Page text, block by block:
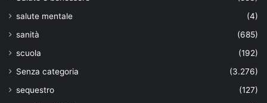
salute mentale
(4)
sanità
(685)
scuola
(192)
Senza categoria
(3.276)
sequestro
(127)